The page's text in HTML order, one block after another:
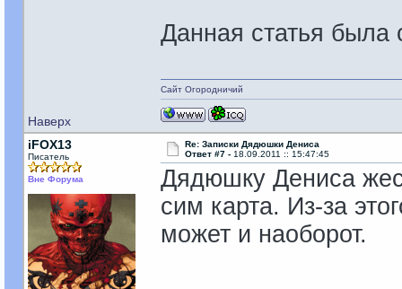
Данная статья была
Наверх
Сайт Огородничий
iFOX13
Писатель
Вне Форума
Re: Записки Дядюшки Дениса
Ответ #7 - 18.09.2011 :: 15:47:45
Дядюшку Дениса
сим карта. Из-за
может и наоборот.